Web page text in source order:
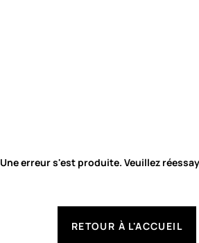
Une erreur s'est produite. Veuillez
RETOUR À L'ACCUEIL